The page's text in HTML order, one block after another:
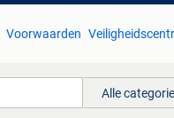
Voorwaarden
Alle